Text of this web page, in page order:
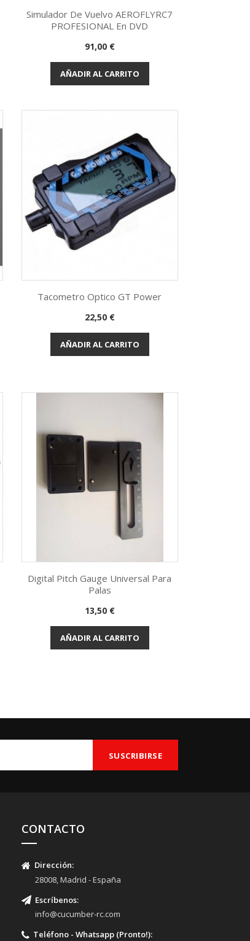
Vista rápida
Simulador De Vuelvo AEROFLYRC7
PROFESIONAL En DVD
Precio
91,00 €
AÑADIR AL CARRITO
Tacometro Optico GT Power
Precio
22,50 €
AÑADIR AL CARRITO
Vista rápida
Digital Pitch Gauge Universal Para
Palas
Precio
13,50 €
AÑADIR AL CARRITO
CONTACTO
Dirección:
28008, Madrid - España
Escríbenos:
info@cucumber-rc.com
Teléfono - Whatsapp (Pronto!):